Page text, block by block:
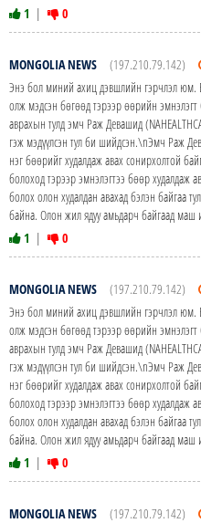
1 | 0
MONGOLIA NEWS (197.210.79.142)
Энэ бол миний ахиц дэвшлийн гэрчлэл юм.
олж мэдсэн бөгөөд тэрээр өөрийн
аврахын тулд эмч Раж Девашид
гэж мэдүүлсэн тул би шийдсэн.\nЭмч Раж
нэг бөөрийг худалдаж авах сонирхолтой
болоход тэрээр эмнэлэгтээ бөөр худалдаж
болох олон худалдан авахад бэлэн байгаа
байна. Олон жил ядуу амьдарч байгаад маш
1 | 0
MONGOLIA NEWS (197.210.79.142)
Энэ бол миний ахиц дэвшлийн гэрчлэл юм.
олж мэдсэн бөгөөд тэрээр өөрийн
аврахын тулд эмч Раж Девашид
гэж мэдүүлсэн тул би шийдсэн.\nЭмч Раж
нэг бөөрийг худалдаж авах сонирхолтой
болоход тэрээр эмнэлэгтээ бөөр худалдаж
болох олон худалдан авахад бэлэн байгаа
байна. Олон жил ядуу амьдарч байгаад маш
1 | 0
MONGOLIA NEWS (197.210.79.142)